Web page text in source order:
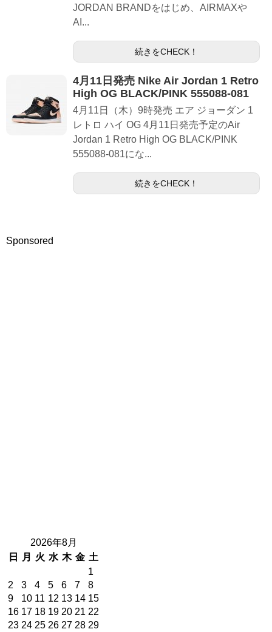
JORDAN BRANDをはじめ、AIRMAXや
AI...
続きをCHECK！
4月11日発売 Nike Air Jordan 1 Retro
High OG BLACK/PINK 555088-081
4月11日（木）9時発売 エア ジョーダン 1
レトロ ハイ OG 4月11日発売予定のAir
Jordan 1 Retro High OG BLACK/PINK
555088-081にな...
続きをCHECK！
Sponsored
2026年8月
日
月 火 水 木 金 土
1
2
3 4 5 6 7
8
9
10 11 12 13 14 15
16 17 18 19 20 21 22
23 24 25 26 27 28 29